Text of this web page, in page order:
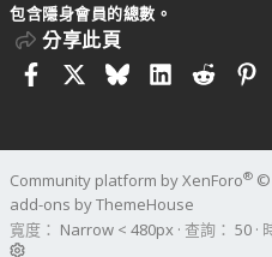
包含隱身會員的總數。
分享此頁
FacebookBlueskyLinkedIn
Reddit
Community platform by XenForo® ©
add-ons by ThemeHouse
寬度
查詢 50